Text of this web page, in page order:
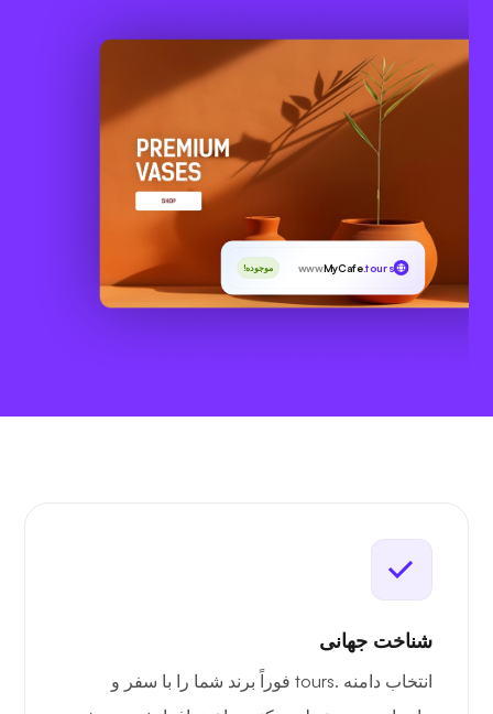
wwwMyCafe.tours موجوده!
شناخت جهانی
انتخاب دامنه .tours فوراً برند شما را با سفر و